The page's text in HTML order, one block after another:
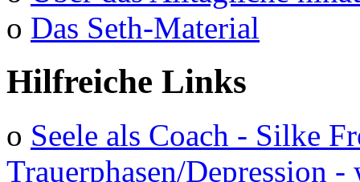
o Das Seth-Material
Hilfreiche Links
o Seele als Coach - Silke
Trauerphasen/Depression